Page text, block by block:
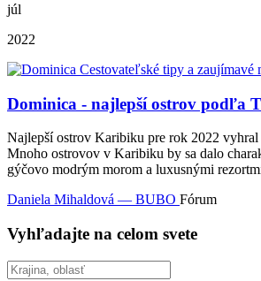
júl
2022
Dominica - najlepší ostrov podľa
Najlepší ostrov Karibiku pre rok 2022
Mnoho ostrovov v Karibiku by sa dalo
gýčovo modrým morom a luxusnými
Daniela Mihaldová — BUBO Fórum
Vyhľadajte na celom svete